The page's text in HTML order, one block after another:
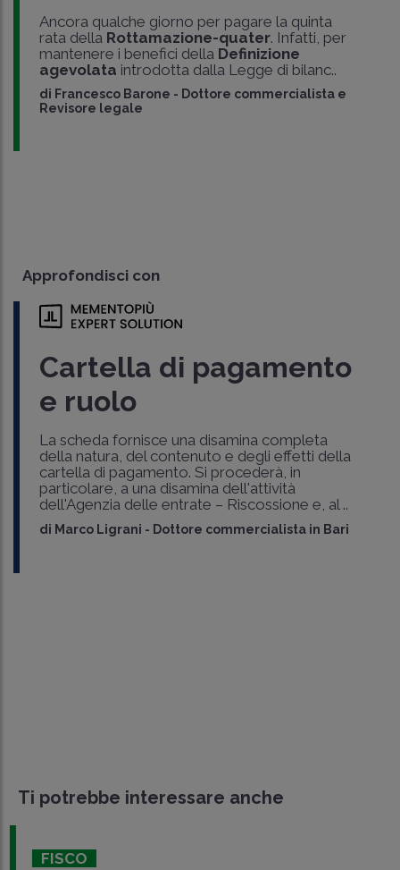
Ancora qualche giorno per pagare la quinta
rata della Rottamazione-quater. Infatti, per
mantenere i benefici della Definizione
agevolata introdotta dalla Legge di bilanc..
di Francesco Barone - Dottore commercialista e
Revisore legale
Approfondisci con
Cartella di pagamento
e ruolo
La scheda fornisce una disamina completa
della natura, del contenuto e degli effetti della
cartella di pagamento. Si procederà, in
particolare, a una disamina dell'attività
dell'Agenzia delle entrate – Riscossione e, al ..
di Marco Ligrani - Dottore commercialista in Bari
Ti potrebbe interessare anche
FISCO